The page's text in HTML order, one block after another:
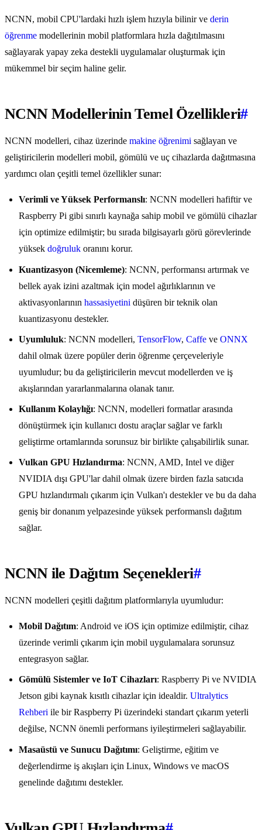
NCNN, mobil CPU'lardaki hızlı işlem hızıyla bilinir ve derin
öğrenme modellerinin mobil platformlara hızla dağıtılmasını
sağlayarak yapay zeka destekli uygulamalar oluşturmak için
mükemmel bir seçim haline gelir.
NCNN Modellerinin Temel Özellikleri#
NCNN modelleri, cihaz üzerinde makine öğrenimi sağlayan ve
geliştiricilerin modelleri mobil, gömülü ve uç cihazlarda dağıtmasına
yardımcı olan çeşitli temel özellikler sunar:
Verimli ve Yüksek Performanslı: NCNN modelleri hafiftir ve
Raspberry Pi gibi sınırlı kaynağa sahip mobil ve gömülü cihazlar
için optimize edilmiştir; bu sırada bilgisayarlı görü görevlerinde
yüksek doğruluk oranını korur.
Kuantizasyon (Nicemleme): NCNN, performansı artırmak ve
bellek ayak izini azaltmak için model ağırlıklarının ve
aktivasyonlarının hassasiyetini düşüren bir teknik olan
kuantizasyonu destekler.
Uyumluluk: NCNN modelleri, TensorFlow, Caffe ve ONNX
dahil olmak üzere popüler derin öğrenme çerçeveleriyle
uyumludur; bu da geliştiricilerin mevcut modellerden ve iş
akışlarından yararlanmalarına olanak tanır.
Kullanım Kolaylığı: NCNN, modelleri formatlar arasında
dönüştürmek için kullanıcı dostu araçlar sağlar ve farklı
geliştirme ortamlarında sorunsuz bir birlikte çalışabilirlik sunar.
Vulkan GPU Hızlandırma: NCNN, AMD, Intel ve diğer
NVIDIA dışı GPU'lar dahil olmak üzere birden fazla satıcıda
GPU hızlandırmalı çıkarım için Vulkan'ı destekler ve bu da daha
geniş bir donanım yelpazesinde yüksek performanslı dağıtım
sağlar.
NCNN ile Dağıtım Seçenekleri#
NCNN modelleri çeşitli dağıtım platformlarıyla uyumludur:
Mobil Dağıtım: Android ve iOS için optimize edilmiştir, cihaz
üzerinde verimli çıkarım için mobil uygulamalara sorunsuz
entegrasyon sağlar.
Gömülü Sistemler ve IoT Cihazları: Raspberry Pi ve NVIDIA
Jetson gibi kaynak kısıtlı cihazlar için idealdir. Ultralytics
Rehberi ile bir Raspberry Pi üzerindeki standart çıkarım yeterli
değilse, NCNN önemli performans iyileştirmeleri sağlayabilir.
Masaüstü ve Sunucu Dağıtımı: Geliştirme, eğitim ve
değerlendirme iş akışları için Linux, Windows ve macOS
genelinde dağıtımı destekler.